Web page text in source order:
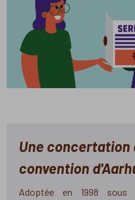
Une concertation
convention
Adoptée en 1998 sous